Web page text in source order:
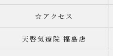
☆アクセス
天啓気療院 福島店